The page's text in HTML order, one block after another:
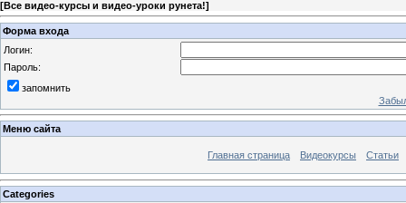
[Все видео-курсы и видео-уроки рунета!]
Форма входа
Логин:
Пароль:
запомнить
Меню сайта
Главная страница Видеокурсы Статьи
Categories